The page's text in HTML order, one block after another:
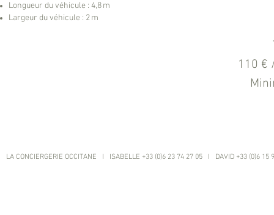
Longueur du véhicule : 4,8 m
Largeur du véhicule : 2 m
110 €
LA CONCIERGERIE OCCITANE I ISABELLE +33 (0)6 23 74 27 05 I DAVID +33 (0)6